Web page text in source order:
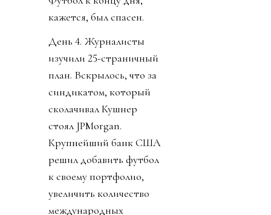
кажется, был спасен.
День 4. Журналисты
изучили 25-страничный
план. Вскрылось, что за
синдикатом, который
сколачивал Кушнер
стоял JPMorgan.
Крупнейший банк США
решил добавить футбол
к своему портфолио,
увеличить количество
международных